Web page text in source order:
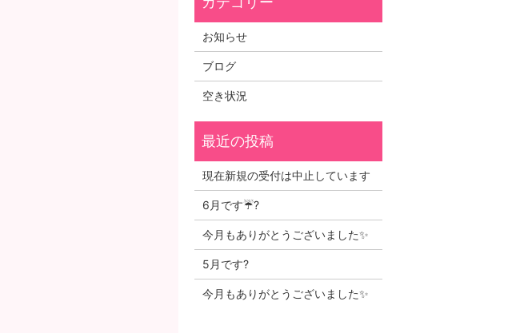
お知らせ
ブログ
空き状況
現在新規の受付は中止しています
6月です☔?
今月もありがとうございました✨
5月です?
今月もありがとうございました✨